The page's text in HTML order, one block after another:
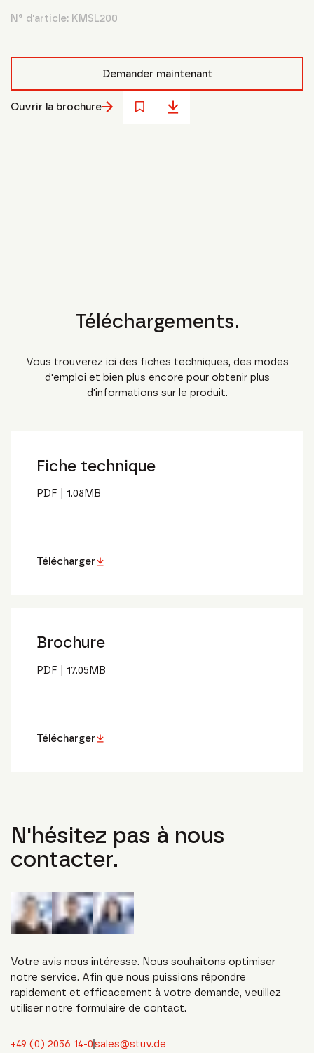
N° d'article: KMSL200
Demander maintenant
Ouvrir la brochure
Téléchargements.
Vous trouverez ici des fiches techniques, des modes
d'emploi et bien plus encore pour obtenir plus
d'informations sur le produit.
Fiche technique
PDF 1.08 MB
Télécharger
Brochure
PDF 17.05MB
Télécharger
N'hésitez pas à nous
contacter.
Votre avis nous intéresse. Nous souhaitons optimiser
notre service. Afin que nous puissions répondre
rapidement et efficacement à votre demande, veuillez
utiliser notre formulaire de contact.
+49 (0) 2056 14-0sales@stuv.de